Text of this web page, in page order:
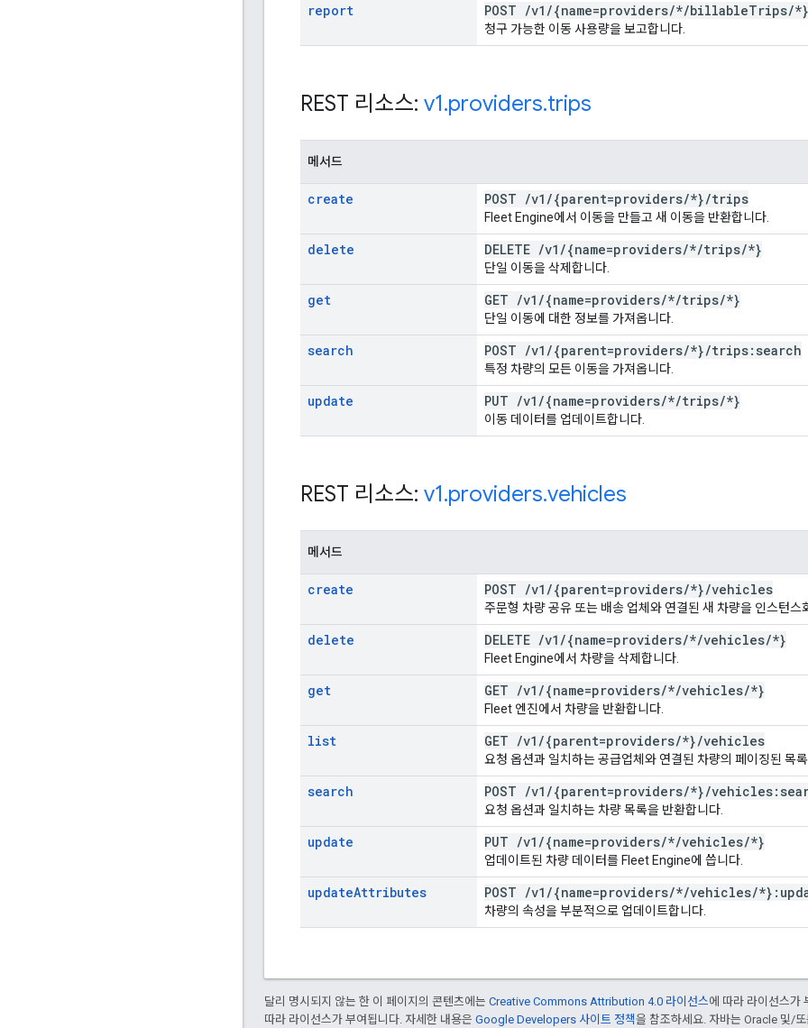
report POST /v1 /{name=providers/*/billableTrips/
청구 가능한 이동 사용량을 보고합니다.
REST 리소스: v1.providers.trips
메서드
create POST /v1 /{parent=providers/*}/trips
Fleet Engine에서 이동을 만들고 새 이동을 반환합니다.
delete DELETE /v1 /{name=providers/*/trips/*}
단일 이동을 삭제합니다.
get GET /v1 /{name=providers/*/trips/*}
단일 이동에 대한 정보를 가져옵니다.
search POST /v1 /{parent=providers/*}/trips:search
특정 차량의 모든 이동을 가져옵니다.
update PUT /v1 /{name=providers/*/trips/*}
이동 데이터를 업데이트합니다.
REST 리소스: v1.providers.vehicles
메서드
create POST /v1 /{parent=providers/*}/vehicles
주문형 차량 공유 또는 배송 업체와 연결된 새 차량을 인스턴스
delete DELETE /v1 /{name=providers/*/vehicles/*}
Fleet Engine에서 차량을 삭제합니다.
get GET /v1 /{name=providers/*/vehicles/*}
Fleet 엔진에서 차량을 반환합니다.
list GET /v1 /{parent=providers/*}/vehicles
요청 옵션과 일치하는 공급업체와 연결된 차량의 페이징된 목
search POST /v1 /{parent=providers/*}/
요청 옵션과 일치하는 차량 목록을 반환합니다.
update PUT /v1 /{name=providers/*/vehicles/*}
업데이트된 차량 데이터를 Fleet Engine에 씁니다.
updateAttributes POST /v1 /{name=providers/*/vehicles/
차량의 속성을 부분적으로 업데이트합니다.
달리 명시되지 않는 한 이 페이지의 콘텐츠에는 Creative Commons Attribution 4.0 라이선스에 따라 라이선스가
따라 라이선스가 부여됩니다. 자세한 내용은 Google Developers 사이트 정책을 참조하세요. 자바는 Oracle 및/